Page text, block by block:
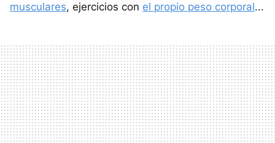
musculares, ejercicios con el propio peso corporal...